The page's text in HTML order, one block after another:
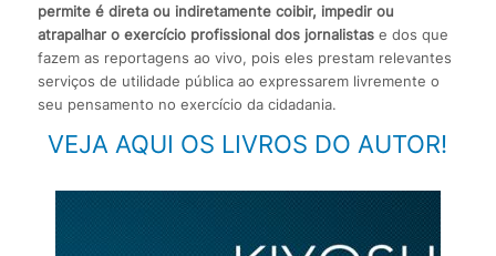
permite é direta ou indiretamente coibir, impedir ou
atrapalhar o exercício profissional dos jornalistase dos que
fazem as reportagens ao vivo, pois eles prestam relevantes
serviços de utilidade pública ao expressarem livremente o
seu pensamento no exercício da cidadania.
VEJA AQUI OS LIVROS DO AUTOR!